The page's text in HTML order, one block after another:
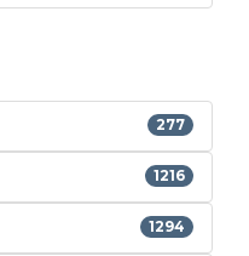
277
1216
1294